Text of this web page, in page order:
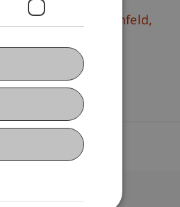
Johannes
von Schönfeld
Mail